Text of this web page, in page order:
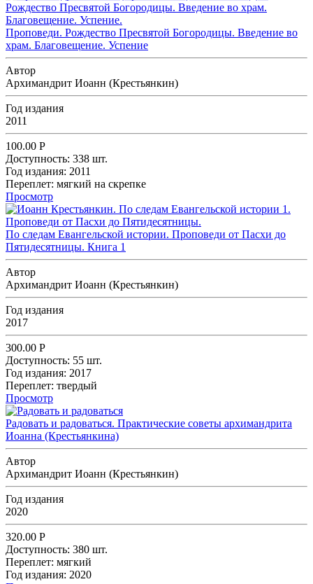
Проповеди. Рождество Пресвятой Богородицы. Введение во
храм. Благовещение. Успение
Автор
Архимандрит Иоанн (Крестьянкин)
Год издания
2011
100.00 Р
Доступность: 338 шт.
Год издания: 2011
Переплет: мягкий на скрепке
Просмотр
По следам Евангельской истории. Проповеди от Пасхи до
Пятидесятницы. Книга 1
Автор
Архимандрит Иоанн (Крестьянкин)
Год издания
2017
300.00 Р
Доступность: 55 шт.
Год издания: 2017
Переплет: твердый
Просмотр
Радовать и радоваться. Практические советы архимандрита
Иоанна (Крестьянкина)
Автор
Архимандрит Иоанн (Крестьянкин)
Год издания
2020
320.00 Р
Доступность: 380 шт.
Переплет: мягкий
Год издания: 2020